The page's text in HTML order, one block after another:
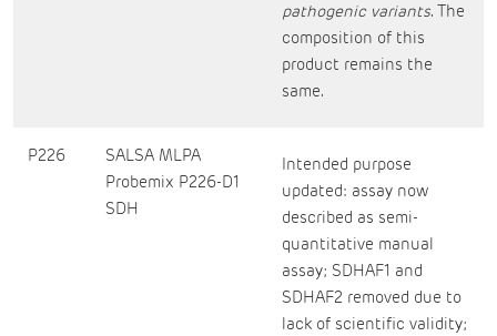
pathogenic variants. The
composition of this
product remains the
same.
P226
SALSA MLPA
Probemix P226-D1
SDH
Intended purpose
updated: assay now
described as semi-
quantitative manual
assay; SDHAF1 and
SDHAF2 removed due to
lack of scientific validity;